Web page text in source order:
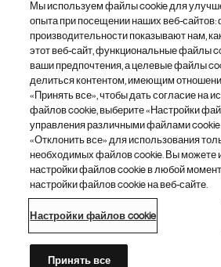
Footer Site Search
Footer
Bottom
© 2026 Novartis
Политика конфиденциальности
Настройки файлов cookie
Доступность Интернета
Каталог сайтов
Этот сайт предназначен для граждан
Мы используем файлы cookie для
опыта при посещении наших веб-
производительности показывают нам,
этот веб-сайт, функциональные файлы
ваши предпочтения, а целевые файлы
делиться контентом, имеющим
«Принять все», чтобы дать согласие на
файлов cookie, выберите «Настройки
управления различными файлами
«Отклонить все» для использования
необходимых файлов cookie. Вы можете
настройки файлов cookie в любой
настройки файлов cookie на веб-сайте.
Настройки файлов cookie
Принять все